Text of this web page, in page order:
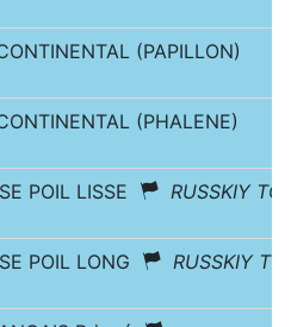
(PAPILLON)
(PHALENE)
POIL LISSE RUSSKIY
POIL LONG RUSSKIY